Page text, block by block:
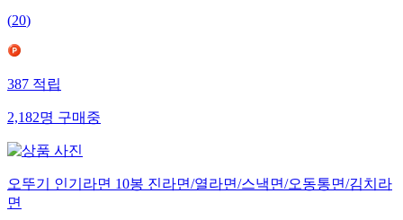
(20)
387적립
2,182명구매중
오뚜기 인기라면 10봉 진라면/열라면/스낵면/오동통면/김치라
면